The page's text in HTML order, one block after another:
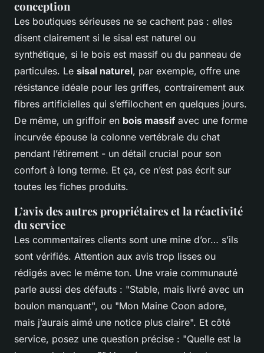
conception
Les boutiques sérieuses ne se cachent pas : elles
disent clairement si le sisal est naturel ou
synthétique, si le bois est massif ou du panneau de
particules. Le sisal naturel, par exemple, offre une
résistance idéale pour les griffes, contrairement aux
fibres artificielles qui s’effilochent en quelques jours.
De même, un griffoir en bois massif avec une forme
incurvée épouse la colonne vertébrale du chat
pendant l’étirement - un détail crucial pour son
confort à long terme. Et ça, ce n’est pas écrit sur
toutes les fiches produits.
L’avis des autres propriétaires et la réactivité
du service
Les commentaires clients sont une mine d’or… s’ils
sont vérifiés. Attention aux avis trop lisses ou
rédigés avec le même ton. Une vraie communauté
parle aussi des défauts : "Stable, mais livré avec un
boulon manquant", ou "Mon Maine Coon adore,
mais j’aurais aimé une notice plus claire". Et côté
service, posez une question précise : "Quelle est la